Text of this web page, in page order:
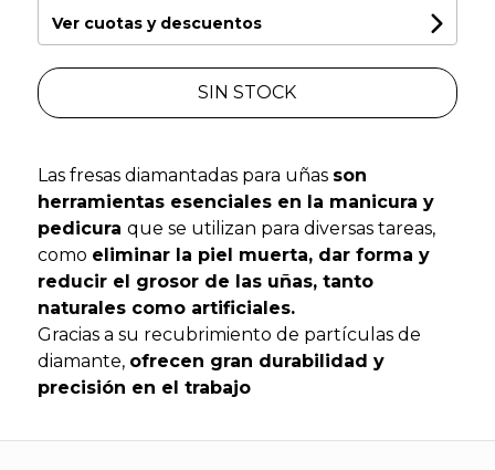
Ver cuotas y descuentos
SIN STOCK
Las fresas diamantadas para uñas son
herramientas esenciales en la manicura y
pedicura que se utilizan para diversas tareas,
como eliminar la piel muerta, dar forma y
reducir el grosor de las uñas, tanto
naturales como artificiales.
Gracias a su recubrimiento de partículas de
diamante, ofrecen gran durabilidad y
precisión en el trabajo